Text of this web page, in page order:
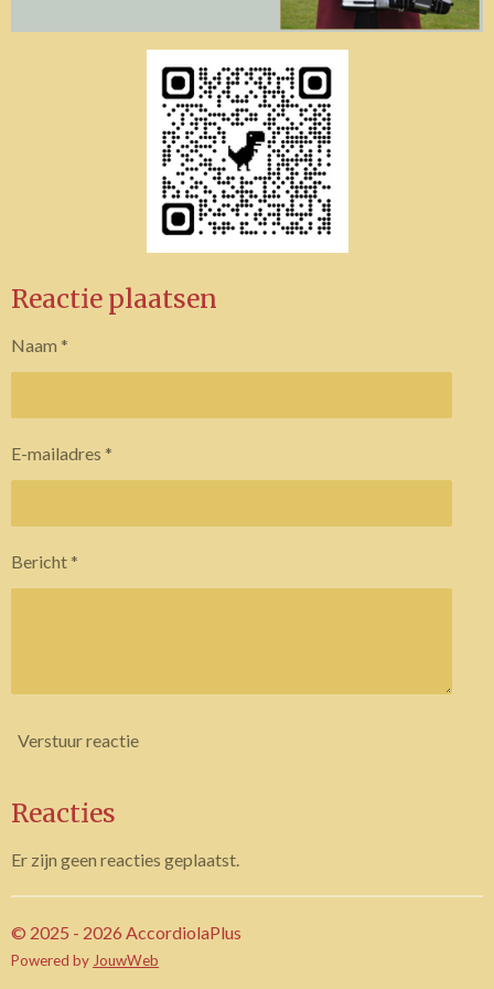
Reactie plaatsen
Naam *
E-mailadres *
Bericht *
Verstuur reactie
Reacties
Er zijn geen reacties geplaatst.
© 2025 - 2026 AccordiolaPlus
Powered byJouwWeb